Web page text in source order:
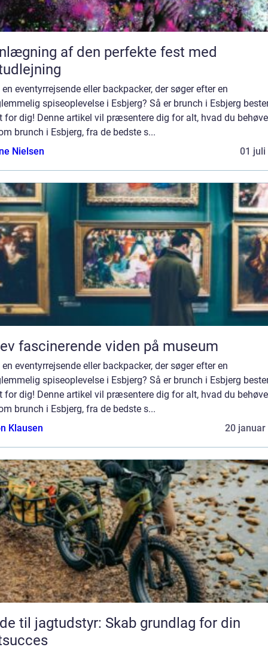
af den perfekte fest med
en eventyrrejsende eller backpacker, der søger efter en
spiseoplevelse i Esbjerg? Så er brunch i Esbjerg
for dig! Denne artikel vil præsentere dig for alt, hvad du
brunch i Esbjerg, fra de bedste s...
Nielsen
01 juli
fascinerende viden på museum
en eventyrrejsende eller backpacker, der søger efter en
spiseoplevelse i Esbjerg? Så er brunch i Esbjerg
for dig! Denne artikel vil præsentere dig for alt, hvad du
brunch i Esbjerg, fra de bedste s...
Klausen
20 januar
til jagtudstyr: Skab grundlag for din